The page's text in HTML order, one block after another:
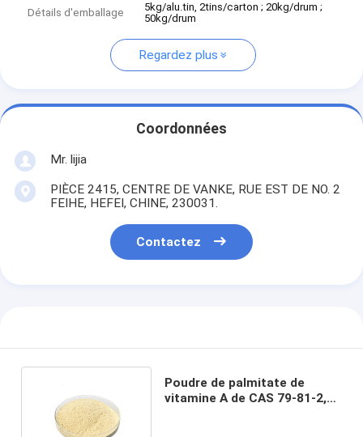
Détails d'emballage
5kg/alu.tin, 2tins/carton ; 20kg/drum ;
50kg/drum
Regardez plus
Coordonnées
Mr. lijia
PIÈCE 2415, CENTRE DE VANKE, RUE EST DE NO. 2
FEIHE, HEFEI, CHINE, 230031.
Contactez
Poudre de palmitate de
vitamine A de CAS 79-81-2,